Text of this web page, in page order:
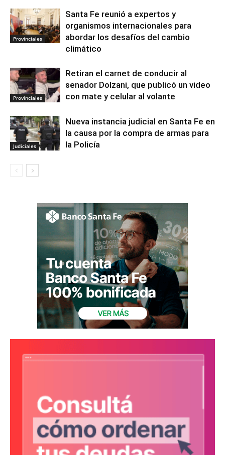
Provinciales
Santa Fe reunió a expertos y
organismos internacionales para
abordar los desafíos del cambio
climático
Provinciales
Retiran el carnet de conducir al
senador Dolzani, que publicó un video
con mate y celular al volante
Judiciales
Nueva instancia judicial en Santa Fe en
la causa por la compra de armas para
la Policía